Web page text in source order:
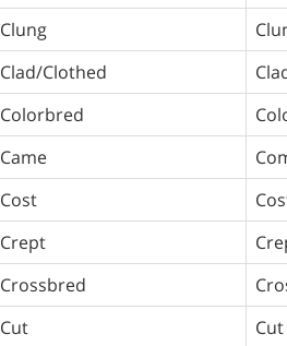
Clung
Clad/Clothed
Colorbred
Came
Cost
Crept
Crossbred
Cut Cut